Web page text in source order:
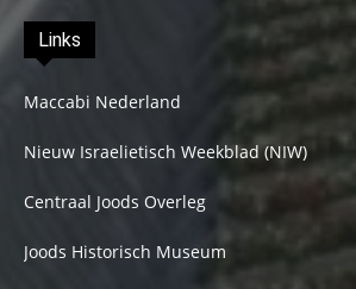
Links
Maccabi Nederland
Nieuw Israelietisch Weekblad (NIW)
Centraal Joods Overleg
Joods Historisch Museum